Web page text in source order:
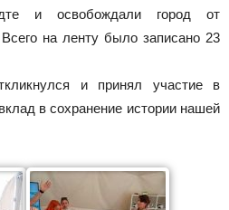
и освобождали город от
на ленту было записано 23
и принял участие в
в сохранение истории нашей